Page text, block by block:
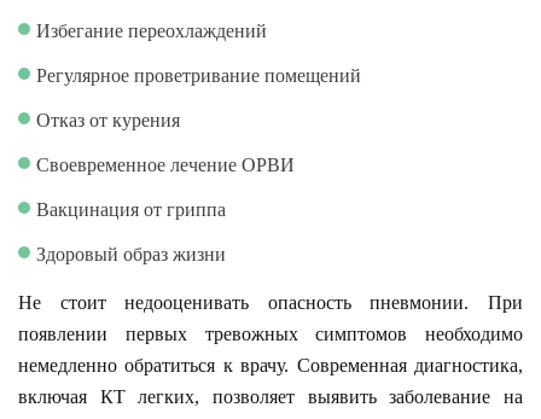
Избегание переохлаждений
Регулярное проветривание помещений
Отказ от курения
Своевременное лечение ОРВИ
Вакцинация от гриппа
Здоровый образ жизни
Не стоит недооценивать опасность пневмонии. При
появлении первых тревожных симптомов необходимо
немедленно обратиться к врачу. Современная диагностика,
включая КТ легких, позволяет выявить заболевание на